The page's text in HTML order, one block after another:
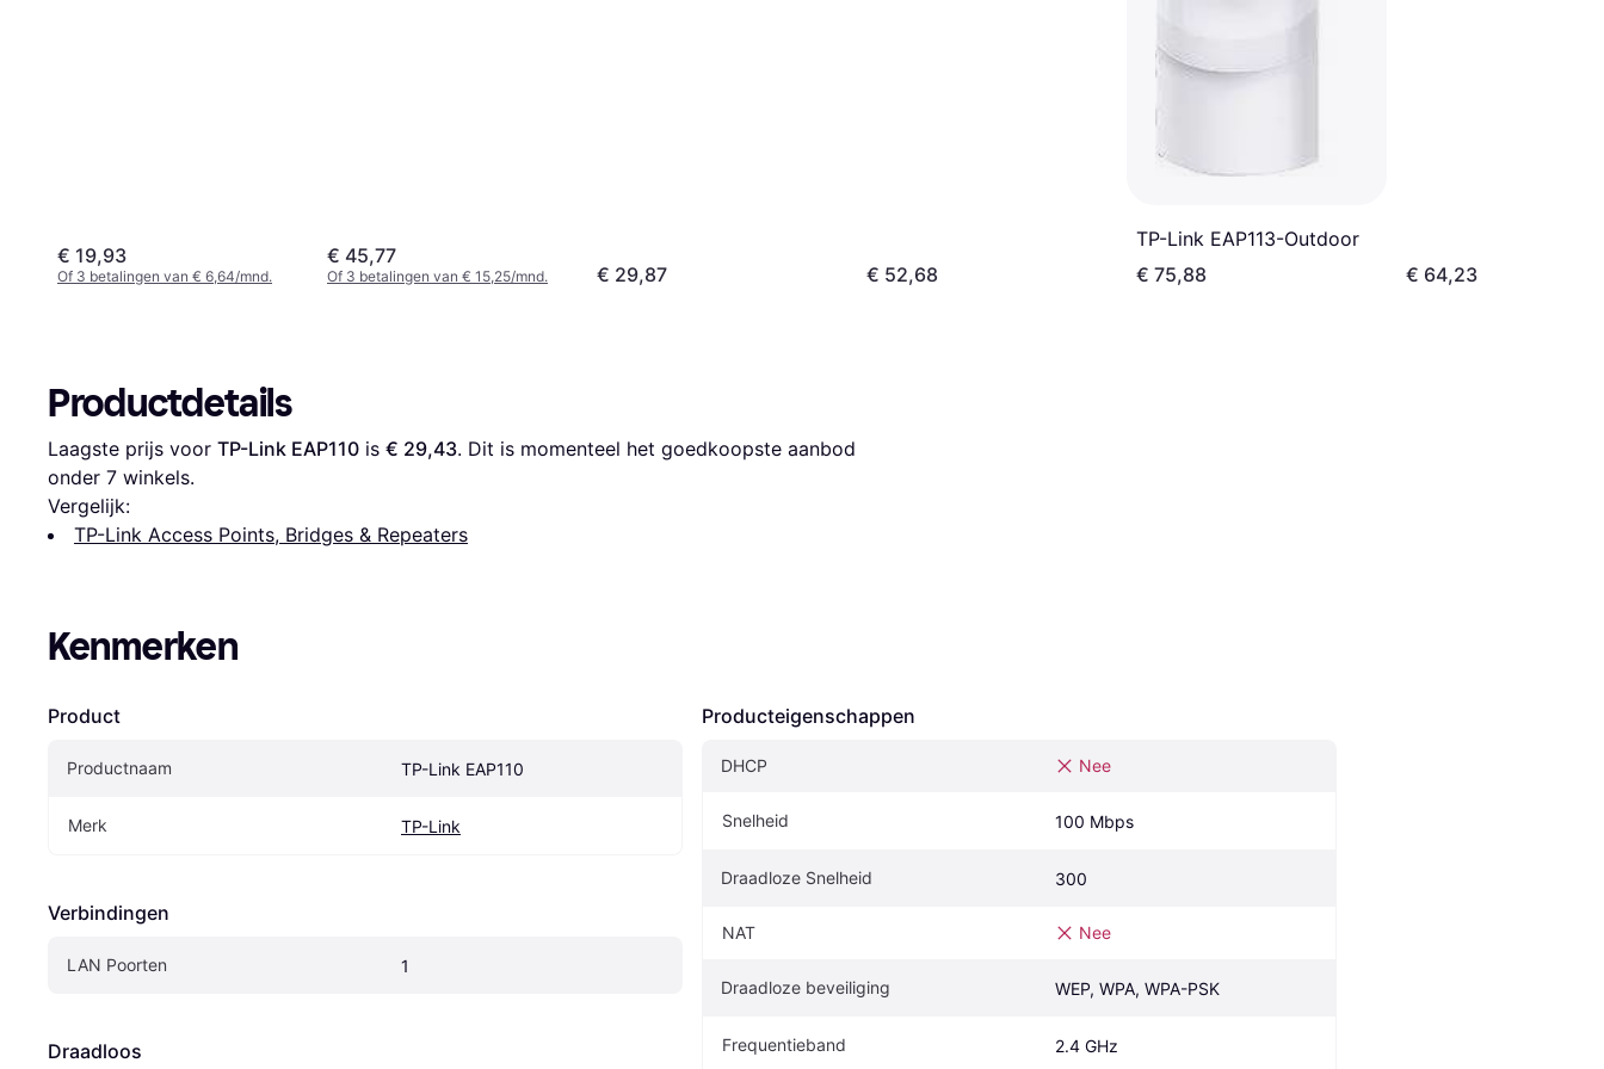
€ 19,93
Of 3 betalingen van € 6,64/mnd.
€ 45,77
Of 3 betalingen van € 15,25/mnd. € 29,87 € 52,68
TP-Link EAP113-Outdoor
€ 75,88
€ 64,23
Productdetails
Laagste prijs voor TP-Link EAP110 is € 29,43. Dit is momenteel het goedkoopste aanbod
onder 7 winkels.
Vergelijk:
TP-Link Access Points, Bridges & Repeaters
Kenmerken
Product
Productnaam TP-Link EAP110
Merk TP-Link
Verbindingen
LAN Poorten 1
Draadloos
Producteigenschappen
DHCP Nee
Snelheid 100 Mbps
Draadloze Snelheid 300
NAT Nee
Draadloze beveiliging WEP, WPA, WPA-PSK
Frequentieband 2.4 GHz